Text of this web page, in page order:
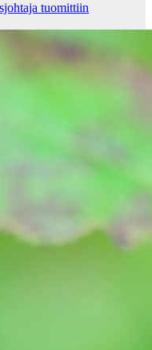
tuomittiin